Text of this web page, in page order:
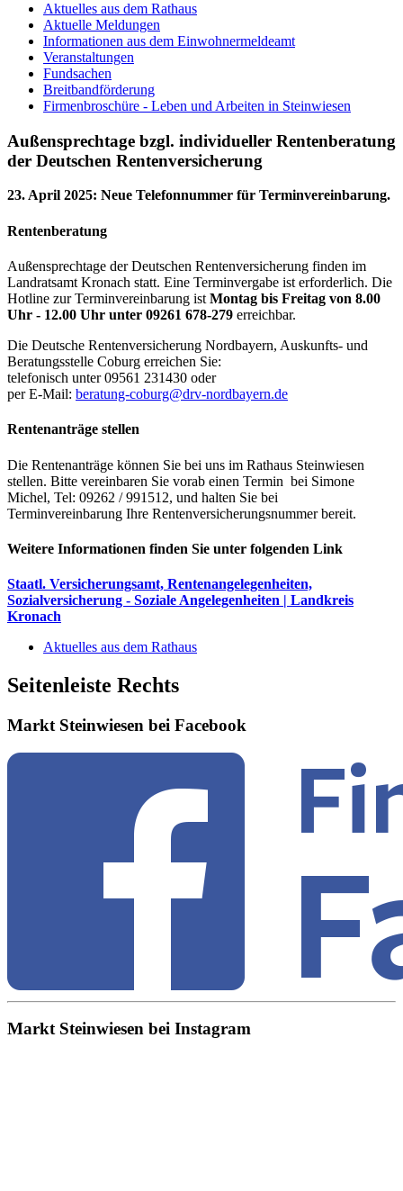
Aktuelles aus dem Rathaus
Aktuelle Meldungen
Informationen aus dem Einwohnermeldeamt
Veranstaltungen
Fundsachen
Breitbandförderung
Firmenbroschüre - Leben und Arbeiten in Steinwiesen
Außensprechtage bzgl. individueller Rentenberatung
der Deutschen Rentenversicherung
23. April 2025: Neue Telefonnummer für Terminvereinbarung.
Rentenberatung
Außensprechtage der Deutschen Rentenversicherung finden im
Landratsamt Kronach statt. Eine Terminvergabe ist erforderlich. Die
Hotline zur Terminvereinbarung ist Montag bis Freitag von 8.00
Uhr - 12.00 Uhr unter 09261 678-279 erreichbar.
Die Deutsche Rentenversicherung Nordbayern, Auskunfts- und
Beratungsstelle Coburg erreichen Sie:
telefonisch unter 09561 231430 oder
per E-Mail: beratung-coburg@drv-nordbayern.de
Rentenanträge stellen
Die Rentenanträge können Sie bei uns im Rathaus Steinwiesen
stellen. Bitte vereinbaren Sie vorab einen Termin bei Simone
Michel, Tel: 09262 / 991512, und halten Sie bei
Terminvereinbarung Ihre Rentenversicherungsnummer bereit.
Weitere Informationen finden Sie unter folgenden Link
Staatl. Versicherungsamt, Rentenangelegenheiten,
Sozialversicherung - Soziale Angelegenheiten | Landkreis
Kronach
Aktuelles aus dem Rathaus
Seitenleiste Rechts
Markt Steinwiesen bei Facebook
Markt Steinwiesen bei Instagram